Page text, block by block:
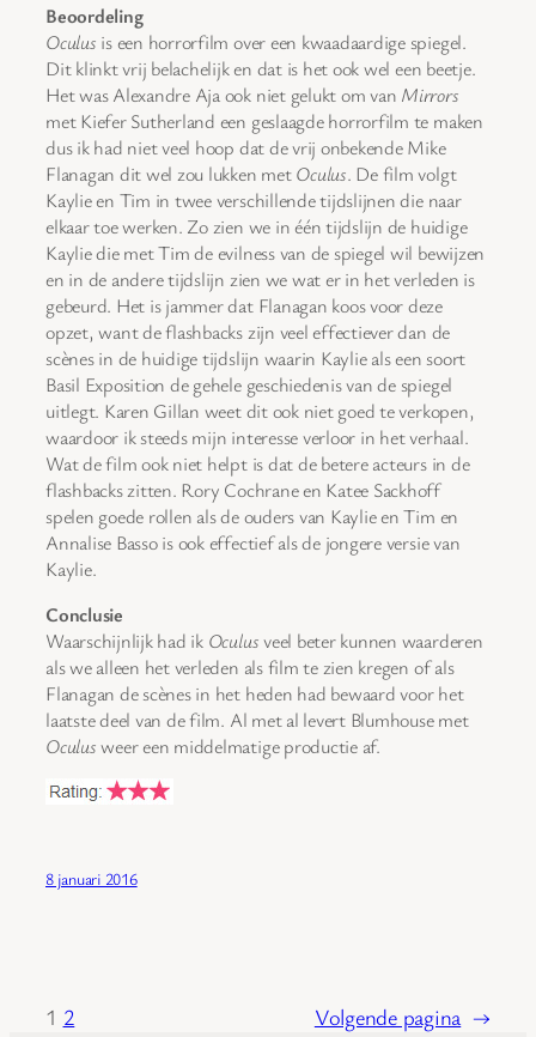
Beoordeling
Oculus is een horrorfilm over een kwaadaardige spiegel.
Dit klinkt vrij belachelijk en dat is het ook wel een beetje.
Het was Alexandre Aja ook niet gelukt om van Mirrors
met Kiefer Sutherland een geslaagde horrorfilm te maken
dus ik had niet veel hoop dat de vrij onbekende Mike
Flanagan dit wel zou lukken metOculus. De film volgt
Kaylie en Tim in twee verschillende tijdslijnen die naar
elkaar toe werken. Zo zien we in één tijdslijn de huidige
Kaylie die met Tim de evilness van de spiegel wil bewijzen
en in de andere tijdslijn zien we wat er in het verleden is
gebeurd. Het is jammer dat Flanagan koos voor deze
opzet, want de flashbacks zijn veel effectiever dan de
scènes in de huidige tijdslijn waarin Kaylie als een soort
Basil Exposition de gehele geschiedenis van de spiegel
uitlegt. Karen Gillan weet dit ook niet goed te verkopen,
waardoor ik steeds mijn interesse verloor in het verhaal.
Wat de film ook niet helpt is dat de betere acteurs in de
flashbacks zitten. Rory Cochrane en Katee Sackhoff
spelen goede rollen als de ouders van Kaylie en Tim en
Annalise Basso is ook effectief als de jongere versie van
Kaylie.
Conclusie
Waarschijnlijk had ik Oculusveel beter kunnen waarderen
als we alleen het verleden als film te zien kregen of als
Flanagan de scènes in het heden had bewaard voor het
laatste deel van de film. Al met al levert Blumhouse met
Oculusweer een middelmatige productie af.
8 januari 2016
1 2 Volgende pagina →